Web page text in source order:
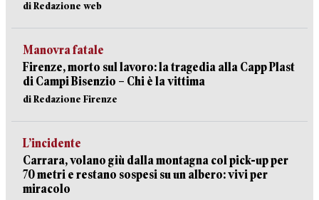
di Redazione web
Manovra fatale
Firenze, morto sul lavoro: la tragedia alla Capp Plast
di Campi Bisenzio – Chi è la vittima
di Redazione Firenze
L’incidente
Carrara, volano giù dalla montagna col pick-up per
70 metri e restano sospesi su un albero: vivi per
miracolo